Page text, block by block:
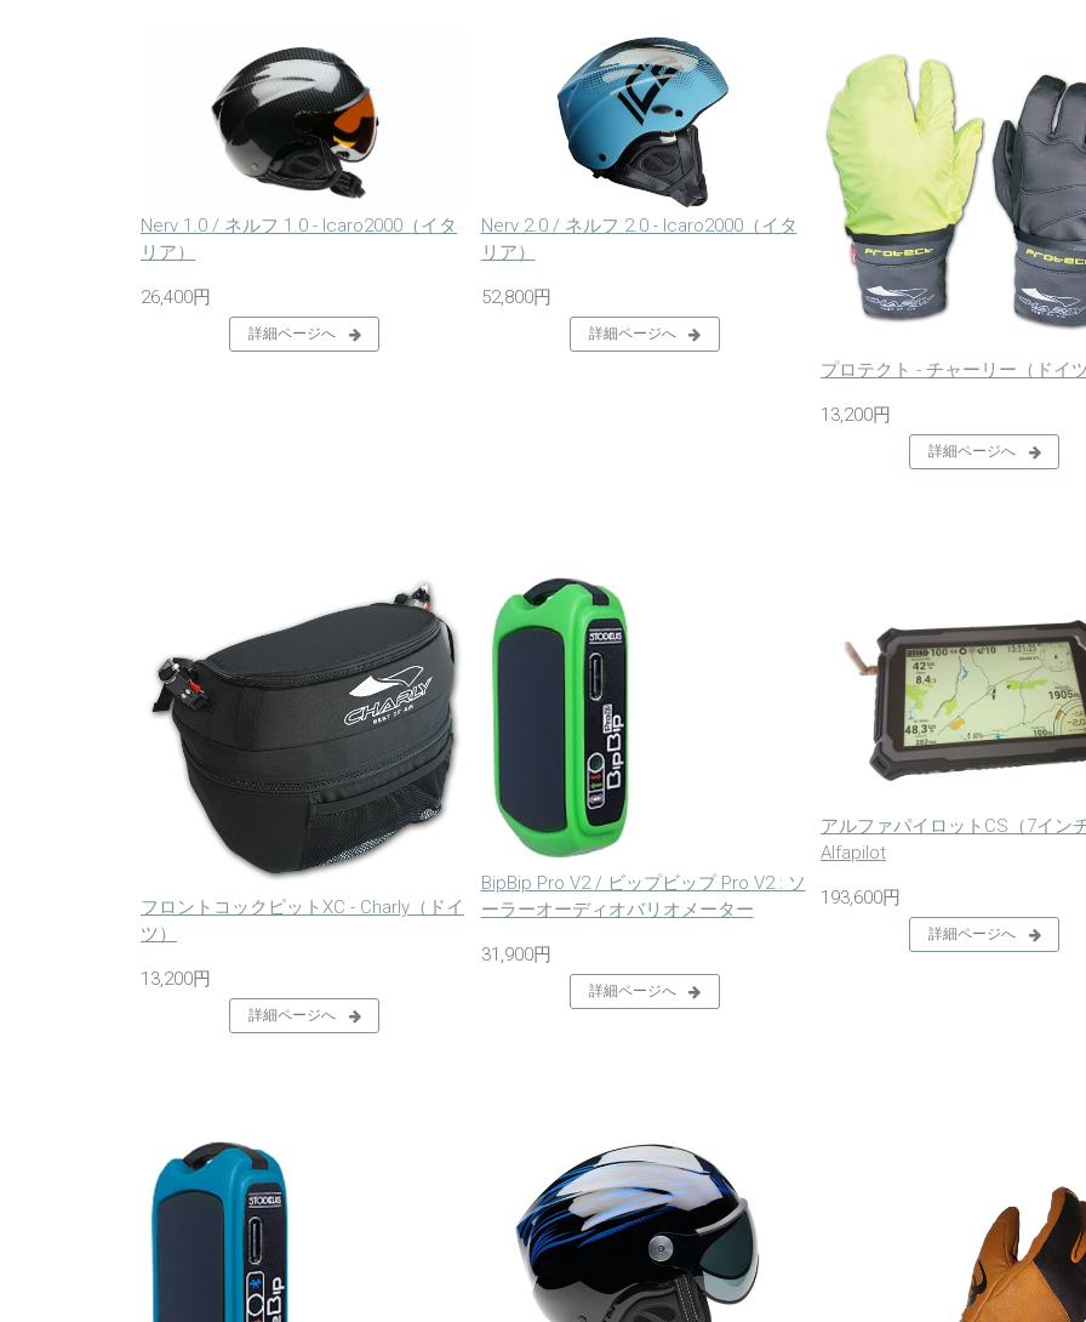
Nerv 1.0 / ネルフ 1.0 - Icaro2000（イタ
リア）
26,400円
詳細ページへ
Nerv 2.0 / ネルフ 2.0 - Icaro2000（イタ
リア）
52,800円
詳細ページへ
プロテクト - チャーリー（ドイ
13,200円
詳細ページへ
フロントコックピットXC - Charly（ドイ
ツ）
13,200円
詳細ページへ
BipBip Pro V2 / ビップビップ Pro V2 : ソ
ーラーオーディオバリオメーター
31,900円
詳細ページへ
アルファパイロットCS（7イン
Alfapilot
193,600円
詳細ページへ